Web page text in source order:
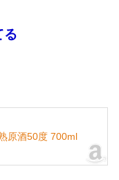
る
原酒50度 700ml